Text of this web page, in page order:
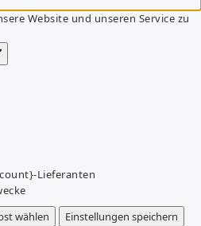
Website und unseren Service zu
Lieferanten
wählen
Einstellungen speichern